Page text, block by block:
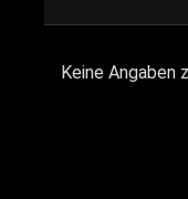
Keine Angaben